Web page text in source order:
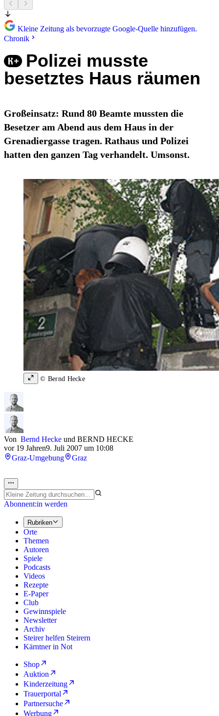
Kleine Zeitung als bevorzugte Google-Quelle hinzufügen.
Chronik
Polizei musste
besetztes Haus räumen
Großeinsatz: Rund 80 Beamte mussten die
Besetzer am Abend aus dem Haus in der
Grenadiergasse tragen. Rathaus und Polizei
hatten den ganzen Tag verhandelt. Umsonst.
© Bernd Hecke
Von Bernd Hecke und BERND HECKE
vor 19 Jahren9. Juli 2007 um 10:08
Graz-Umgebung
Graz
Abonnent:in werden
Rubriken
Orte
Themen
Autoren
Spiele
Podcasts
Videos
Rezepte
E-Paper
Club
Gewinnspiele
Newsletter
Archiv
Steirer helfen Steirern
Kärntner in Not
Shop
Auktion
Kinderzeitung
Trauerportal
Partnersuche
Werbung